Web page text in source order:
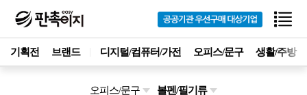
기획전 브랜드 디지털/컴퓨터/가전 오피스/문구 생활/주방
오피스/문구 볼펜/필기류